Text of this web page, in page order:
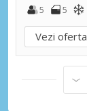
5
5
Vezi oferta